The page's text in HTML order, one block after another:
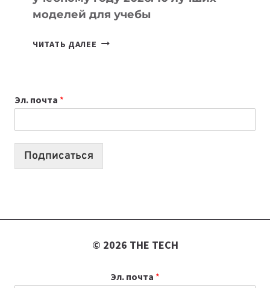
моделей для учебы
ЧИТАТЬ ДАЛЕЕ КАКОЙ
2026:
10
Эл. почта *
Подписаться
© 2026 THE TECH
Эл. почта *